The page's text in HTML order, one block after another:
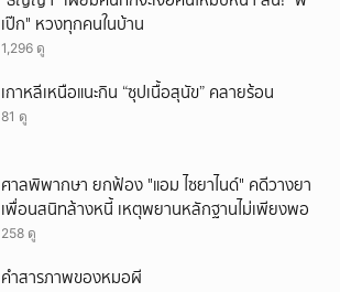
เป๊ก" หวงทุกคนในบ้าน
1,296 ดู
เกาหลีเหนือแนะกิน “ซุปเนื้อสุนัข” คลายร้อน
81 ดู
ศาลพิพากษา ยกฟ้อง "แอม ไซยาไนด์" คดีวางยา
เพื่อนสนิทล้างหนี้ เหตุพยานหลักฐานไม่เพียงพอ
258 ดู
คำสารภาพของหมอผี